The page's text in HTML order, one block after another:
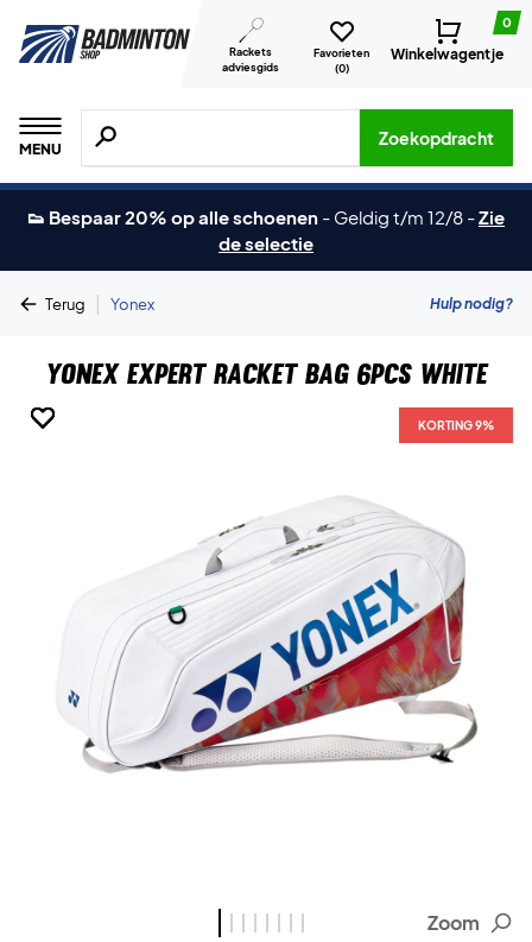
Rackets
adviesgids
Favorieten
(0)
0
Winkelwagentje
MENU
Zoeken naar producten, merken etc.
Zoekopdracht
👟 Bespaar 20% op alle schoenen - Geldig t/m 12/8 -Zie
de selectie
Terug | Yonex Hulp nodig?
Yonex Expert Racket Bag 6Pcs White
KORTING 9%
KORTING 9%
KORTING 9%
KORTING 9%
KORTING 9%
KORTING 9%
KORTING 9%
KORTING 9%
Zoom